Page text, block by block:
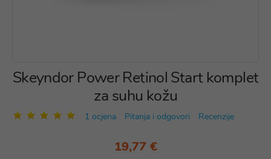
Skeyndor Power Retinol Start komplet
za suhu kožu
1 ocjena Pitanja i odgovori Recenzije
19,77 €